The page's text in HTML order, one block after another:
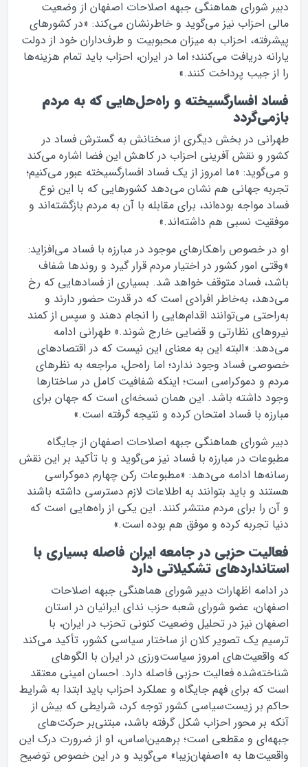
دبیر شورای هماهنگی جبهه اصلاحات اصفهان از وضعیت
مالی احزاب نیز می‌گوید و خاطرنشان می‌کند: «در کشورهای
پیشرفته، احزاب به میزان محبوبیت و طرف‌داران خود از دولت
یارانه دریافت می‌کنند؛ اما در ایران، احزاب باید تمام هزینه‌ها
را از جیب پرداخت کنند.»
فساد افسارگسیخته و راه‌حل‌هایی که به مردم
بازمی‌گردد
طهرانی در بخش دیگری از سخنانش به گسترش فساد در
کشور و نقش آفرینی احزاب در کاهش این فضا اشاره می‌کند
و می‌گوید: «ما امروز از یک فساد افسارگسیخته عبور می‌کنیم؛
تجربه جهانی هم نشان می‌دهد کشورهایی که با این نوع
فساد مواجه بوده‌اند، برای مقابله با آن به مردم بازگشته‌اند و
موفقیت نسبی هم داشته‌اند.»
او در خصوص راهکارهای موجود در مبارزه با فساد می‌افزاید:
«وقتی امور کشور در اختیار مردم قرار گیرد و روندها شفاف
باشد، فساد متوقف خواهد شد. بسیاری از فسادهایی که رخ
می‌دهد، به‌خاطر افرادی است که در قدرت حضور دارند و
به‌راحتی می‌توانند اقدام‌هایی را انجام دهند و سپس از کمند
نیروهای نظارتی و قضایی خارج شوند.» طهرانی ادامه
می‌دهد: «البته این به معنای این نیست که در اقتصادهای
خصوصی فساد وجود ندارد؛ اما راه‌حل، مراجعه به نظرهای
مردم و دموکراسی است؛ اینکه شفافیت کامل در ساختارها
وجود داشته باشد. این همان نسخه‌ای است که جهان برای
مبارزه با فساد امتحان کرده و نتیجه گرفته است.»
دبیر شورای هماهنگی جبهه اصلاحات اصفهان از جایگاه
مطبوعات در مبارزه با فساد نیز می‌گوید و با تأکید بر این نقش
رسانه‌ها ادامه می‌دهد: «مطبوعات رکن چهارم دموکراسی
هستند و باید بتوانند به اطلاعات لازم دسترسی داشته باشند
و آن را برای مردم منتشر کنند. این یکی از راه‌هایی است که
دنیا تجربه کرده و موفق هم بوده است.»
فعالیت حزبی در جامعه‌ ایران فاصله‌ بسیاری با
استانداردهای تشکیلاتی دارد
در ادامه اظهارات دبیر شورای هماهنگی جبهه اصلاحات
اصفهان، عضو شورای شعبه حزب ندای ایرانیان در استان
اصفهان نیز در تحلیل وضعیت کنونی تحزب در ایران، با
ترسیم یک تصویر کلان از ساختار سیاسی کشور، تأکید می‌کند
که واقعیت‌های امروز سیاست‌ورزی در ایران با الگوهای
شناخته‌شده‌ فعالیت حزبی فاصله دارد. احسان امینی معتقد
است که برای فهم جایگاه و عملکرد احزاب باید ابتدا به شرایط
حاکم بر زیست‌سیاسی کشور توجه کرد، شرایطی که بیش از
آنکه بر محور احزاب شکل گرفته باشد، مبتنی‌بر حرکت‌های
جبهه‌ای و مقطعی است؛ برهمین‌اساس، او از ضرورت درک این
واقعیت‌ها به «اصفهان‌زیبا» می‌گوید و در این خصوص توضیح